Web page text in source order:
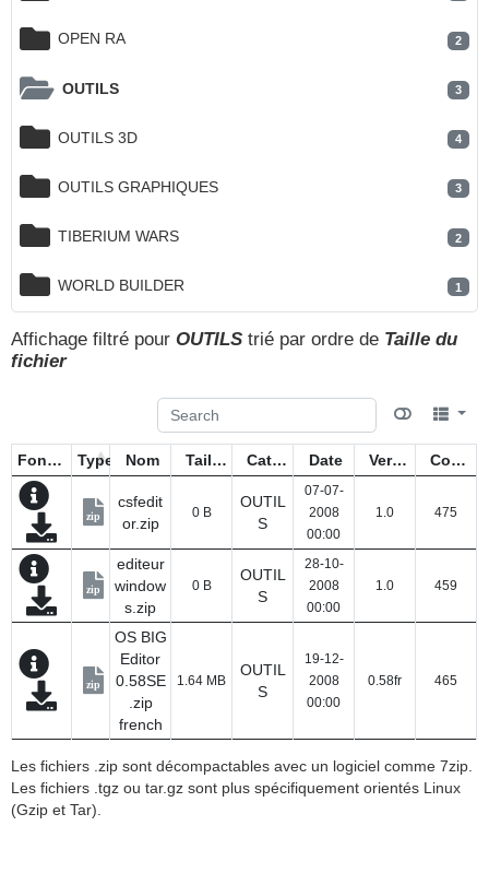
OPEN RA 2
OUTILS 3
OUTILS 3D 4
OUTILS GRAPHIQUES 3
TIBERIUM WARS 2
WORLD BUILDER 1
Affichage filtré pourOUTILS trié par ordre de Taille du
fichier
Fonctions Type Nom Taille Catégorie Date Version Compteur
zip
csfedit
or.zip
0 B
OUTIL
S
07-07-
2008
00:00
1.0 475
zip
editeur
window
s.zip
0 B
OUTIL
S
28-10-
2008
00:00
1.0 459
zip
OS BIG
Editor
0.58SE
.zip
french
1.64 MB
OUTIL
S
19-12-
2008
00:00
0.58fr 465
Les fichiers .zip sont décompactables avec un logiciel comme 7zip.
Les fichiers .tgz ou tar.gz sont plus spécifiquement orientés Linux
(Gzip et Tar).